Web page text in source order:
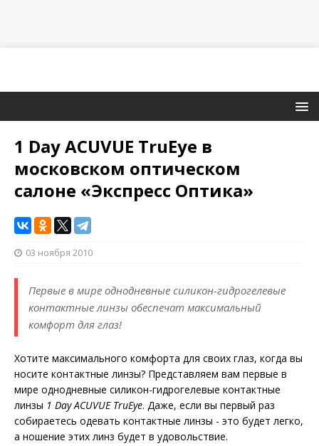
1 Day ACUVUE TruEye в
московском оптическом
салоне «Экспресс Оптика»
03 ноября 2010
Первые в мире однодневные силикон-гидрогелевые
контактные линзы обеспечат максимальный
комфорт для глаз!
Хотите максимального комфорта для своих глаз, когда вы
носите контактные линзы? Представляем вам первые в
мире однодневные силикон-гидрогелевые контактные
линзы 1 Day ACUVUE TruEye. Даже, если вы первый раз
собираетесь одевать контактные линзы - это будет легко,
а ношение этих линз будет в удовольствие.